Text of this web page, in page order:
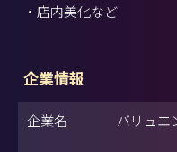
・店内美化など
企業情報
企業名 バリュエ